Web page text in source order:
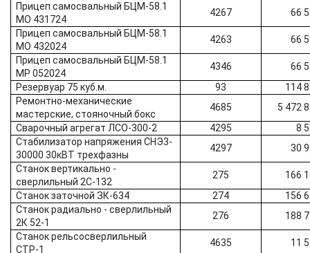
Прицеп cамосвальный БЦМ-58.1
МО 431724
4267
66
Прицеп cамосвальный БЦМ-58.1
МО 432024
4263
66
Прицеп cамосвальный БЦМ-58.1
МР 052024
4346
66
Резервуар 75 куб.м.
93
114
Ремонтно-механические
мастерские, стояночный бокс
4685
5 472
Сварочный агрегат ЛСО-300-2
4295
8
Стабилизатор напряжения СНЭ3-
30000 30кВТ трехфазны
4297
30
Станок вертикально -
сверлильный 2С-132
275
166
Станок заточной ЗК-634
274
156
Станок радиально - сверлильный
2К 52-1
276
188
Станок рельсосверлильный
СТР-1
4635 11